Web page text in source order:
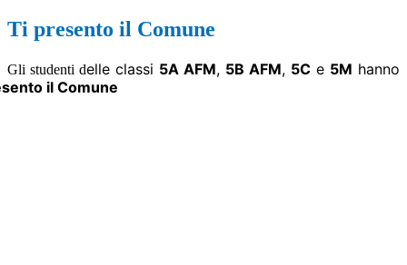
Ti presento il Comune
Gli studenti delle classi 5A AFM, 5B AFM, 5C e 5M hanno